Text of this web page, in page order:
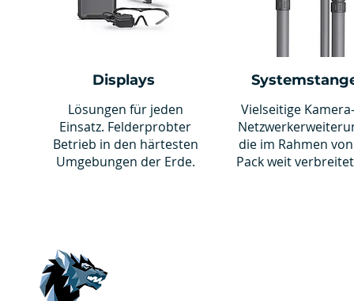
Displays
Lösungen für jeden
Einsatz. Felderprobter
Betrieb in den härtesten
Umgebungen der Erde.
Vielseitige
die im Rahmen
Pack weit